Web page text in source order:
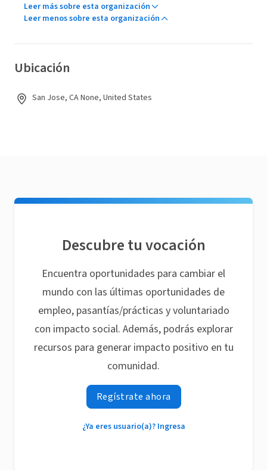
Leer más sobre esta organización
Leer menos sobre esta organización
Ubicación
San Jose, CA None, United States
Descubre tu vocación
Encuentra oportunidades para cambiar el
mundo con las últimas oportunidades de
empleo, pasantías/prácticas y voluntariado
con impacto social. Además, podrás explorar
recursos para generar impacto positivo en tu
comunidad.
Regístrate ahora
¿Ya eres usuario(a)? Ingresa